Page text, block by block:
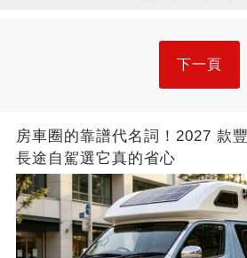
下一頁
房車圈的靠譜代名詞！2027 款
長途自駕選它真的省心